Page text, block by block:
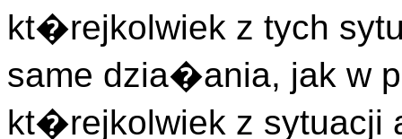
kt�rejkolwiek z tych
same dzia�ania, jak w
kt�rejkolwiek z sytuacji